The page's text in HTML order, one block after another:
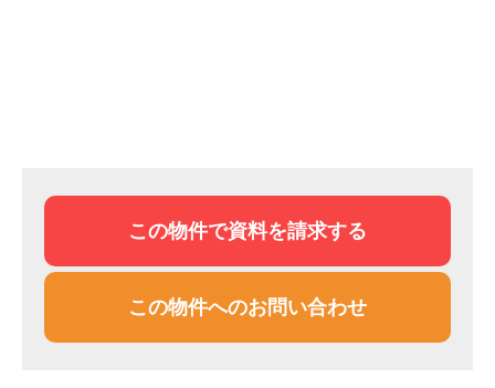
この物件で資料を請求する
この物件へのお問い合わせ